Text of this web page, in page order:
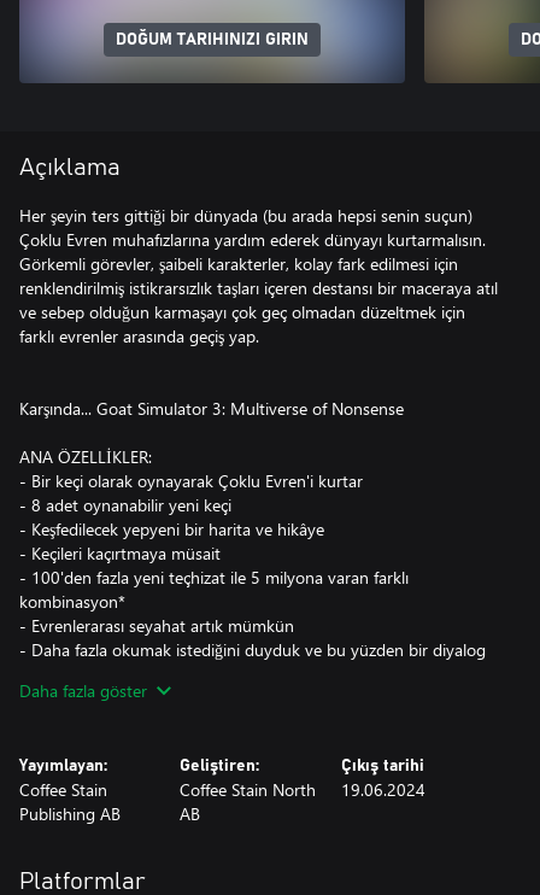
DOĞUM TARIHINIZI GIRIN
Açıklama
Her şeyin ters gittiği bir dünyada (bu arada hepsi senin suçun)
Çoklu Evren muhafızlarına yardım ederek dünyayı kurtarmalısın.
Görkemli görevler, şaibeli karakterler, kolay fark edilmesi için
renklendirilmiş istikrarsızlık taşları içeren destansı bir maceraya atıl
ve sebep olduğun karmaşayı çok geç olmadan düzeltmek için
farklı evrenler arasında geçiş yap.
Karşında... Goat Simulator 3: Multiverse of Nonsense
ANA ÖZELLİKLER:
- Bir keçi olarak oynayarak Çoklu Evren'i kurtar
- 8 adet oynanabilir yeni keçi
- Keşfedilecek yepyeni bir harita ve hikâye
- Keçileri kaçırtmaya müsait
- 100'den fazla yeni teçhizat ile 5 milyona varan farklı
kombinasyon*
- Evrenlerarası seyahat artık mümkün
- Daha fazla okumak istediğini duyduk ve bu yüzden bir diyalog
onlar seninle konuşacak. Keçisin ya hani
Daha fazla göster
Yayımlayan:
Coffee Stain
Publishing AB
Geliştiren:
Coffee Stain North
AB
Çıkış tarihi
19.06.2024
Platformlar